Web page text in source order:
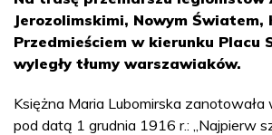
Jerozolimskimi, Nowym Światem,
Przedmieściem w kierunku Placu
wyległy tłumy warszawiaków.
Księżna Maria Lubomirska
pod datą 1 grudnia 1916 r.: „Najpierw